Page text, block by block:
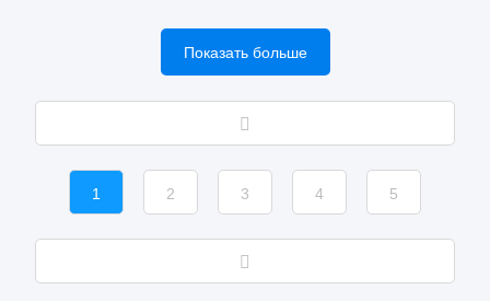
Показать больше
1 2 3 4 5